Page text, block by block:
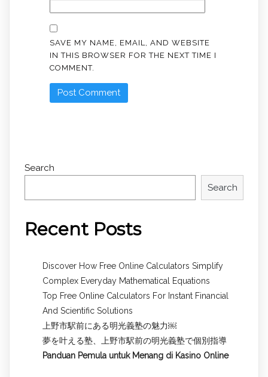
SAVE MY NAME, EMAIL, AND WEBSITE
IN THIS BROWSER FOR THE NEXT TIME I
COMMENT.
Search
Search
Recent Posts
Discover How Free Online Calculators Simplify
Complex Everyday Mathematical Equations
Top Free Online Calculators For Instant Financial
And Scientific Solutions
上野市駅前にある明光義塾の魅力￼
夢を叶える塾、上野市駅前の明光義塾で個別指導
Panduan Pemula untuk Menang di Kasino Online